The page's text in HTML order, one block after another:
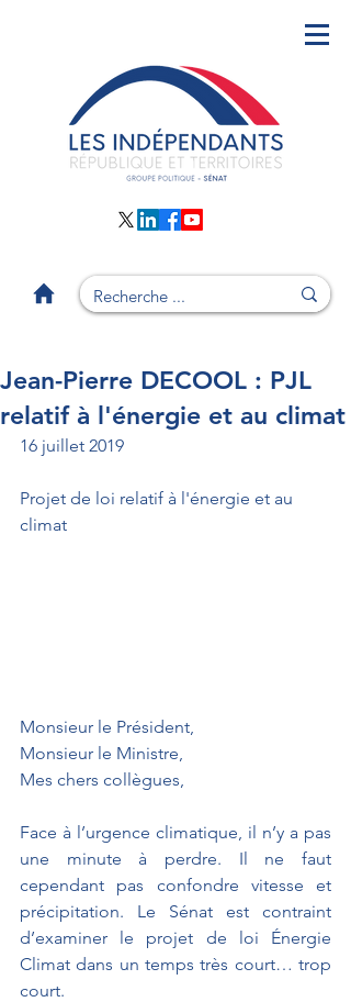
Jean-Pierre DECOOL : PJL
relatif à l'énergie et au climat
16 juillet 2019
Projet de loi relatif à l'énergie et au
climat
Monsieur le Président,
Monsieur le Ministre,
Mes chers collègues,
Face à l’urgence climatique, il n’y a pas
une minute à perdre. Il ne faut
cependant pas confondre vitesse et
précipitation. Le Sénat est contraint
d’examiner le projet de loi Énergie
Climat dans un temps très court… trop
court.